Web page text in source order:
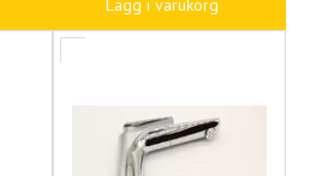
Lägg i varukorg